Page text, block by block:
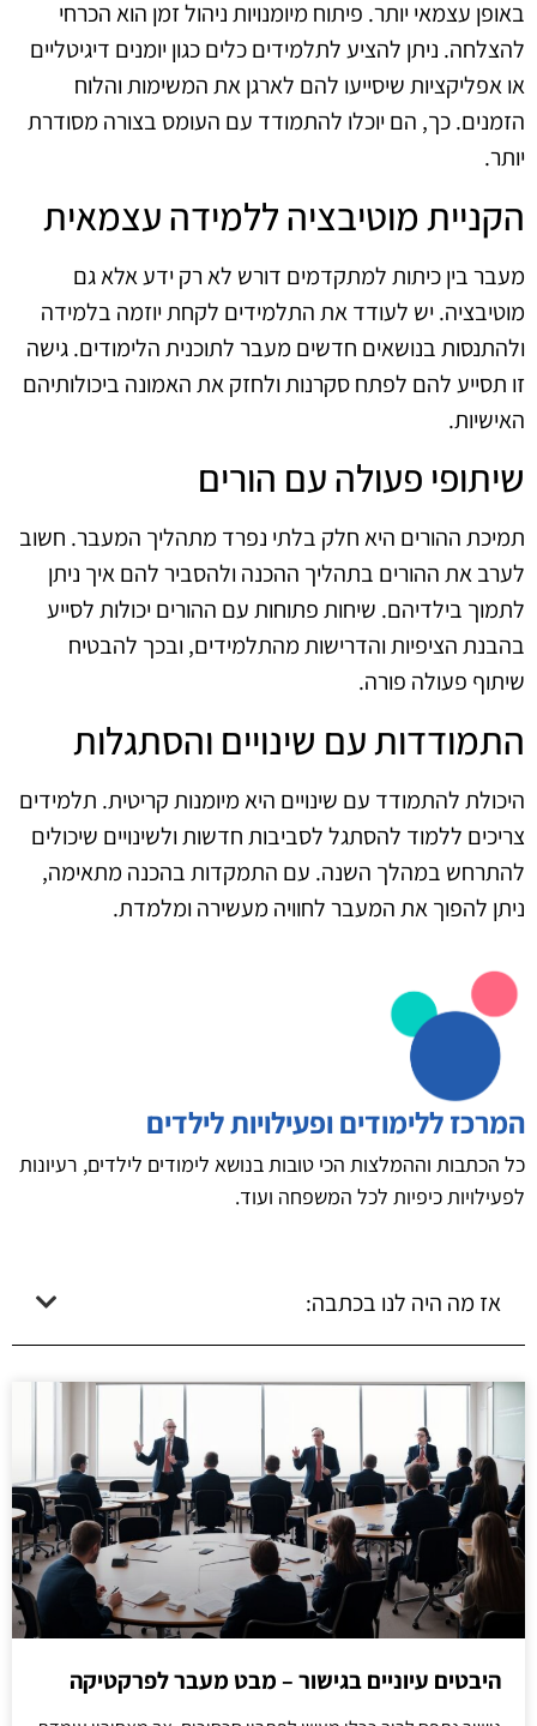
באופן עצמאי יותר. פיתוח מיומנויות ניהול זמן הוא הכרחי
להצלחה. ניתן להציע לתלמידים כלים כגון יומנים דיגיטליים
או אפליקציות שיסייעו להם לארגן את המשימות והלוח
הזמנים. כך, הם יוכלו להתמודד עם העומס בצורה מסודרת
יותר.
הקניית מוטיבציה ללמידה עצמאית
מעבר בין כיתות למתקדמים דורש לא רק ידע אלא גם
מוטיבציה. יש לעודד את התלמידים לקחת יוזמה בלמידה
ולהתנסות בנושאים חדשים מעבר לתוכנית הלימודים. גישה
זו תסייע להם לפתח סקרנות ולחזק את האמונה ביכולותיהם
האישיות.
שיתופי פעולה עם הורים
תמיכת ההורים היא חלק בלתי נפרד מתהליך המעבר. חשוב
לערב את ההורים בתהליך ההכנה ולהסביר להם איך ניתן
לתמוך בילדיהם. שיחות פתוחות עם ההורים יכולות לסייע
בהבנת הציפיות והדרישות מהתלמידים, ובכך להבטיח
שיתוף פעולה פורה.
התמודדות עם שינויים והסתגלות
היכולת להתמודד עם שינויים היא מיומנות קריטית. תלמידים
צריכים ללמוד להסתגל לסביבות חדשות ולשינויים שיכולים
להתרחש במהלך השנה. עם התמקדות בהכנה מתאימה,
ניתן להפוך את המעבר לחוויה מעשירה ומלמדת.
המרכז ללימודים ופעילויות לילדים
כל הכתבות וההמלצות הכי טובות בנושא לימודים לילדים, רעיונות
לפעילויות כיפיות לכל המשפחה ועוד.
אז מה היה לנו בכתבה:
היבטים עיוניים בגישור – מבט מעבר לפרקטיקה